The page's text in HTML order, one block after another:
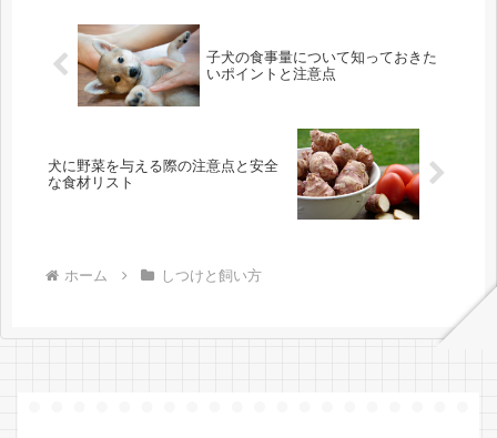
子犬の食事量について知っておきた
いポイントと注意点
犬に野菜を与える際の注意点と安全
な食材リスト
ホーム しつけと飼い方